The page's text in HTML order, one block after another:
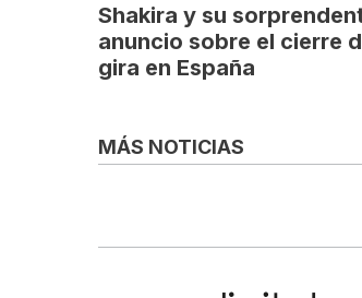
Shakira y su
anuncio sobre el cierre
gira en España
MÁS NOTICIAS